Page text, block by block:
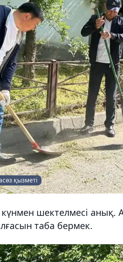
қызметі
күнмен шектелмесі
таба бермек.